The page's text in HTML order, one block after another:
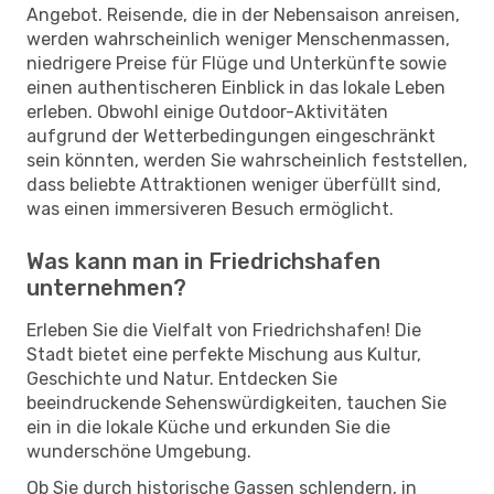
Angebot. Reisende, die in der Nebensaison anreisen,
werden wahrscheinlich weniger Menschenmassen,
niedrigere Preise für Flüge und Unterkünfte sowie
einen authentischeren Einblick in das lokale Leben
erleben. Obwohl einige Outdoor-Aktivitäten
aufgrund der Wetterbedingungen eingeschränkt
sein könnten, werden Sie wahrscheinlich feststellen,
dass beliebte Attraktionen weniger überfüllt sind,
was einen immersiveren Besuch ermöglicht.
Was kann man in Friedrichshafen
unternehmen?
Erleben Sie die Vielfalt von Friedrichshafen! Die
Stadt bietet eine perfekte Mischung aus Kultur,
Geschichte und Natur. Entdecken Sie
beeindruckende Sehenswürdigkeiten, tauchen Sie
ein in die lokale Küche und erkunden Sie die
wunderschöne Umgebung.
Ob Sie durch historische Gassen schlendern, in